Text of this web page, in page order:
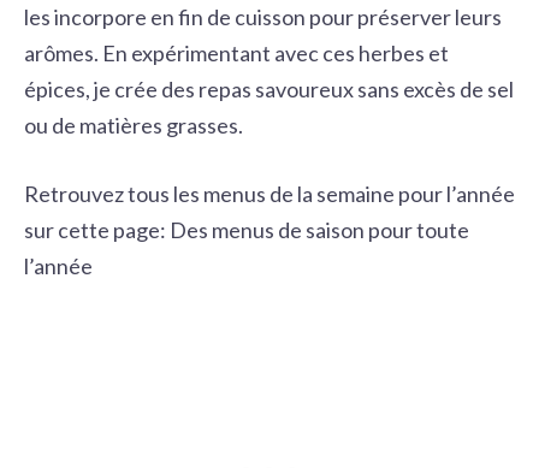
les incorpore en fin de cuisson pour préserver leurs
arômes. En expérimentant avec ces herbes et
épices, je crée des repas savoureux sans excès de sel
ou de matières grasses.
Retrouvez tous les menus de la semaine pour l’année
sur cette page: Des menus de saison pour toute
l’année